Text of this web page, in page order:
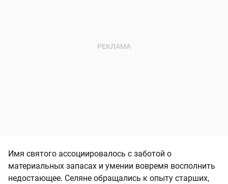
Имя святого ассоциировалось с заботой о
материальных запасах и умении вовремя восполнить
недостающее. Селяне обращались к опыту старших,